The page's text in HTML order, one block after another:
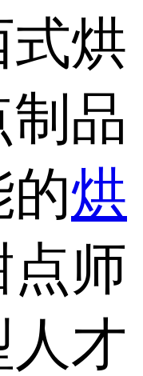
烘
品
烘
点师
才